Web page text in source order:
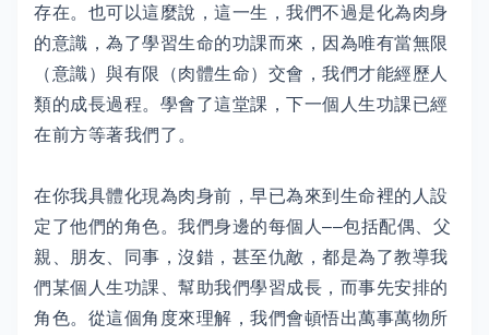
存在。也可以這麼說，這一生，我們不過是化為肉身
的意識，為了學習生命的功課而來，因為唯有當無限
（意識）與有限（肉體生命）交會，我們才能經歷人
類的成長過程。學會了這堂課，下一個人生功課已經
在前方等著我們了。
在你我具體化現為肉身前，早已為來到生命裡的人設
定了他們的角色。我們身邊的每個人––包括配偶、父
親、朋友、同事，沒錯，甚至仇敵，都是為了教導我
們某個人生功課、幫助我們學習成長，而事先安排的
角色。從這個角度來理解，我們會頓悟出萬事萬物所